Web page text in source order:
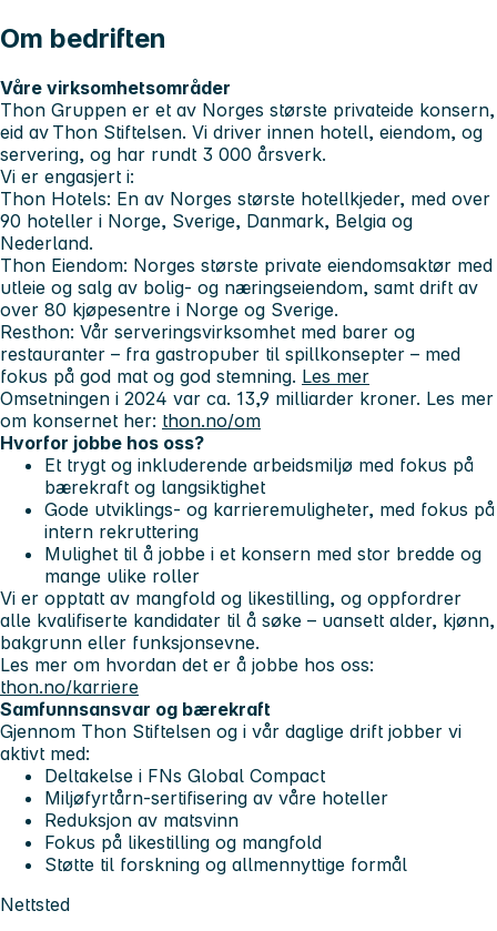
Om bedriften
Våre virksomhetsområder
Thon Gruppen er et av Norges største privateide konsern,
eid av Thon Stiftelsen. Vi driver innen hotell, eiendom, og
servering, og har rundt 3 000 årsverk.
Vi er engasjert i:
Thon Hotels: En av Norges største hotellkjeder, med over
90 hoteller i Norge, Sverige, Danmark, Belgia og
Nederland.
Thon Eiendom: Norges største private eiendomsaktør med
utleie og salg av bolig- og næringseiendom, samt drift av
over 80 kjøpesentre i Norge og Sverige.
Resthon: Vår serveringsvirksomhet med barer og
restauranter – fra gastropuber til spillkonsepter – med
fokus på god mat og god stemning. Les mer
Omsetningen i 2024 var ca. 13,9 milliarder kroner. Les mer
om konsernet her: thon.no/om
Hvorfor jobbe hos oss?
Et trygt og inkluderende arbeidsmiljø med fokus på
bærekraft og langsiktighet
Gode utviklings- og karrieremuligheter, med fokus på
intern rekruttering
Mulighet til å jobbe i et konsern med stor bredde og
mange ulike roller
Vi er opptatt av mangfold og likestilling, og oppfordrer
alle kvalifiserte kandidater til å søke – uansett alder, kjønn,
bakgrunn eller funksjonsevne.
Les mer om hvordan det er å jobbe hos oss:
thon.no/karriere
Samfunnsansvar og bærekraft
Gjennom Thon Stiftelsen og i vår daglige drift jobber vi
aktivt med:
Deltakelse i FNs Global Compact
Miljøfyrtårn-sertifisering av våre hoteller
Reduksjon av matsvinn
Fokus på likestilling og mangfold
Støtte til forskning og allmennyttige formål
Nettsted